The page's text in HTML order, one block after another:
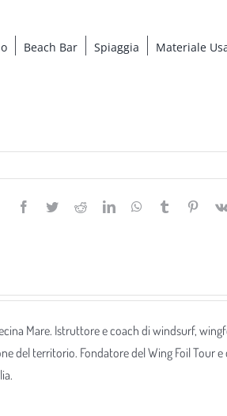
Beach Bar Spiaggia Materiale
Facebook
TwitterRedditLinkedInWhatsApp
Tumblr
Mare. Istruttore e coach di windsurf,
del territorio. Fondatore del Wing Foil Tour e